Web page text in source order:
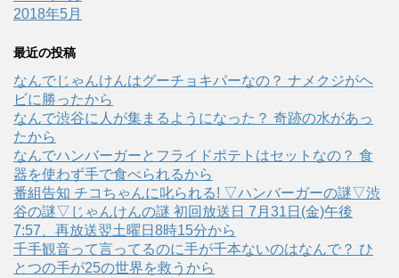
2018年5月
最近の投稿
なんでじゃんけんはグーチョキパーなの？ ナメクジがヘ
ビに勝ったから
なんで渋谷に人が集まるようになった？ 奇跡の水があっ
たから
なんでハンバーガーとフライドポテトはセットなの？ 食
器を使わず手で食べられるから
番組告知 チコちゃんに叱られる! ▽ハンバーガーの謎▽渋
谷の謎▽じゃんけんの謎 初回放送日 7月31日(金)午後
7:57、再放送翌土曜日8時15分から
千手観音って言ってるのに手が千本ないのはなんで？ ひ
とつの手が25の世界を救うから